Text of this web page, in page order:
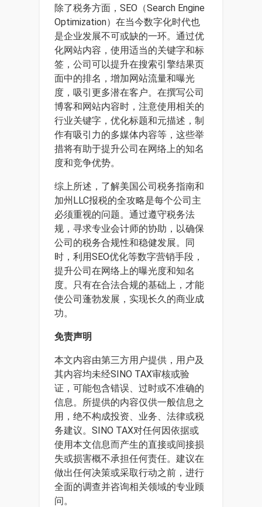
除了税务方面，SEO（Search Engine
Optimization）在当今数字化时代也
是企业发展不可或缺的一环。通过优
化网站内容，使用适当的关键字和标
签，公司可以提升在搜索引擎结果页
面中的排名，增加网站流量和曝光
度，吸引更多潜在客户。在撰写公司
博客和网站内容时，注意使用相关的
行业关键字，优化标题和元描述，制
作有吸引力的多媒体内容等，这些举
措将有助于提升公司在网络上的知名
度和竞争优势。
综上所述，了解美国公司税务指南和
加州LLC报税的全攻略是每个公司主
必须重视的问题。通过遵守税务法
规，寻求专业会计师的协助，以确保
公司的税务合规性和稳健发展。同
时，利用SEO优化等数字营销手段，
提升公司在网络上的曝光度和知名
度。只有在合法合规的基础上，才能
使公司蓬勃发展，实现长久的商业成
功。
免责声明
本文内容由第三方用户提供，用户及
其内容均未经SINO TAX审核或验
证，可能包含错误、过时或不准确的
信息。所提供的内容仅供一般信息之
用，绝不构成投资、业务、法律或税
务建议。SINO TAX对任何因依据或
使用本文信息而产生的直接或间接损
失或损害概不承担任何责任。建议在
做出任何决策或采取行动之前，进行
全面的调查并咨询相关领域的专业顾
问。